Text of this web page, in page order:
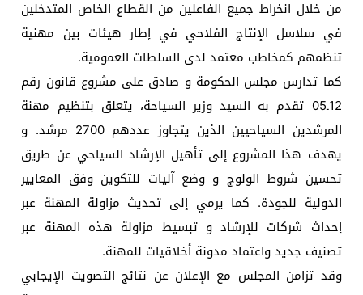
من خلال انخراط جميع الفاعلين من القطاع الخاص المتدخلين
في سلاسل الإنتاج الفلاحي في إطار هيئات بين مهنية
تنظمهم كمخاطب معتمد لدى السلطات العمومية.
كما تدارس مجلس الحكومة و صادق على مشروع قانون رقم
12ـ05 تقدم به السيد وزير السياحة، يتعلق بتنظيم مهنة
المرشدين السياحيين الذين يتجاوز عددهم 2700 مرشد. و
يهدف هذا المشروع إلى تأهيل الإرشاد السياحي عن طريق
تحسين شروط الولوج و وضع آليات للتكوين وفق المعايير
الدولية للجودة. كما يرمي إلى تحديث مزاولة المهنة عبر
إحداث شركات للإرشاد و تبسيط مزاولة هذه المهنة عبر
تصنيف جديد واعتماد مدونة أخلاقيات للمهنة.
وقد تزامن المجلس مع الإعلان عن نتائج التصويت الإيجابي